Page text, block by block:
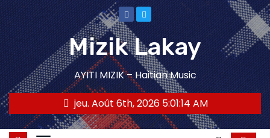
Skip
to
content
Mizik Lakay
AYITI MIZIK – Haitian Music
jeu. Août 6th, 2026 5:01:15 AM